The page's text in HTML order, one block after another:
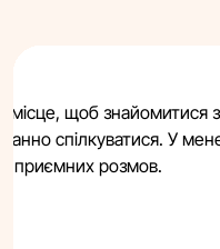
щоб знайомитися з
спілкуватися. У
приємних розмов.